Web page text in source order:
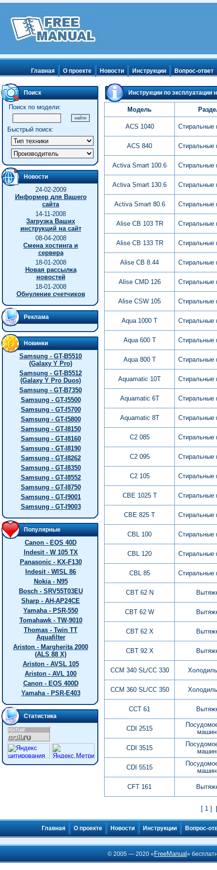
Главная О проекте Новости Инструкции Вопрос-ответ
Поиск
Поиск по модели:
Быстрый поиск:
Новости
24-02-2009
Информер для Вашего
сайта
14-11-2008
Загрузка Ваших
инструкций на сайт
08-04-2008
Смена хостинга и
сервера
18-01-2008
Новая рассылка
новостей
18-01-2008
Обнуление счетчиков
Реклама
Новинки
Samsung - GT-B5510
(Galaxy Y Pro)
Samsung - GT-B5512
(Galaxy Y Pro Duos)
Samsung - GT-B7350
Samsung - GT-I5500
Samsung - GT-I5700
Samsung - GT-I5800
Samsung - GT-I8150
Samsung - GT-I8160
Samsung - GT-I8190
Samsung - GT-I8262
Samsung - GT-I8350
Samsung - GT-I8552
Samsung - GT-I8750
Samsung - GT-I9001
Samsung - GT-I9003
Популярные
Canon - EOS 40D
Indesit - W 105 TX
Panasonic - KX-F130
Indesit - WISL 86
Nokia - N95
Bosch - SRV55T03EU
Sharp - AH-AP24CE
Yamaha - PSR-550
Tomahawk - TW-9010
Thomas - Twin TT
Aquafilter
Ariston - Margherita 2000
(ALS 88 X)
Ariston - AVSL 105
Ariston - AVL 100
Canon - EOS 400D
Yamaha - PSR-E403
Статистика
Инструкции по эксплуатации
Модель
ACS 1040
ACS 840
Activa Smart 100.6
Activa Smart 130.6
Activa Smart 80.6
Alise CB 103 TR
Alise CB 133 TR
Alise CB 8.44
Alise CMD 126
Alise CSW 105
Aqua 1000 T
Aqua 600 T
Aqua 800 T
Aquamatic 10T
Aquamatic 6T
Aquamatic 8T
C2 085
C2 095
C2 105
CBE 1025 T
CBE 825 T
CBL 100
CBL 120
CBL 85
CBT 62 N
CBT 62 W
CBT 62 X
CBT 92 X
CCM 340 SL/CC 330
CCM 360 SL/CC 350
CCT 61
CDI 2515
CDI 3515
CDI 5515
CFT 161
[ 1 ]
Главная О проекте Новости Инструкции Вопрос-
© 2005 — 2020 « FreeManual»